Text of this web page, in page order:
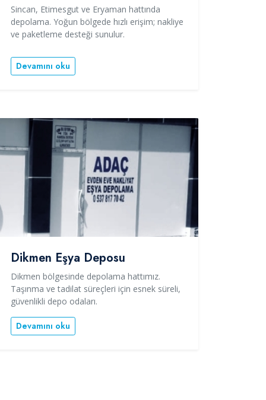
Sincan, Etimesgut ve Eryaman hattında
depolama. Yoğun bölgede hızlı erişim; nakliye
ve paketleme desteği sunulur.
Devamını oku
Dikmen Eşya Deposu
Dikmen bölgesinde depolama hattımız.
Taşınma ve tadilat süreçleri için esnek süreli,
güvenlikli depo odaları.
Devamını oku